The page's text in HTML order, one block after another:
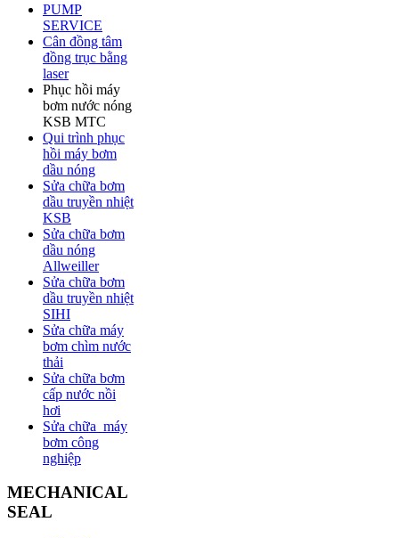
PUMP
SERVICE
Cân đồng tâm
đồng trục bằng
laser
Phục hồi máy
bơm nước nóng
KSB MTC
Qui trình phục
hồi máy bơm
dầu nóng
Sửa chữa bơm
dầu truyền nhiệt
KSB
Sửa chữa bơm
dầu nóng
Allweiller
Sửa chữa bơm
dầu truyền nhiệt
SIHI
Sửa chữa máy
bơm chìm nước
thải
Sửa chữa bơm
cấp nước nồi
hơi
Sửa chữa máy
bơm công
nghiệp
MECHANICAL
SEAL